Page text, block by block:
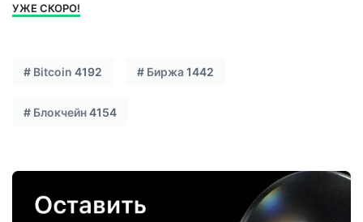
УЖЕ СКОРО!
# Bitcoin 4192 # Биржа 1442
# Блокчейн4154